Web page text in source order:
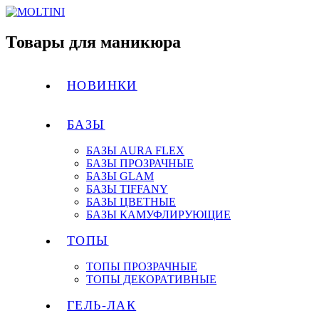
Товары для маникюра
НОВИНКИ
БАЗЫ
БАЗЫ AURA FLEX
БАЗЫ ПРОЗРАЧНЫЕ
БАЗЫ GLAM
БАЗЫ TIFFANY
БАЗЫ ЦВЕТНЫЕ
БАЗЫ КАМУФЛИРУЮЩИЕ
ТОПЫ
ТОПЫ ПРОЗРАЧНЫЕ
ТОПЫ ДЕКОРАТИВНЫЕ
ГЕЛЬ-ЛАК